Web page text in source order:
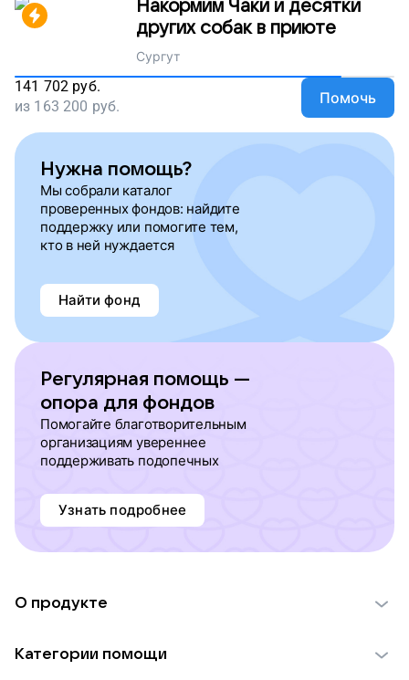
Накормим Чаки и десятки
других собак в приюте
Сургут
141 702 руб.
из 163 200 руб. Помочь
Нужна помощь?
Мы собрали каталог
проверенных фондов: найдите
поддержку или помогите тем,
кто в ней нуждается
Найти фонд
Регулярная помощь —
опора для фондов
Помогайте благотворительным
организациям увереннее
поддерживать подопечных
Узнать подробнее
О продукте
Категории помощи